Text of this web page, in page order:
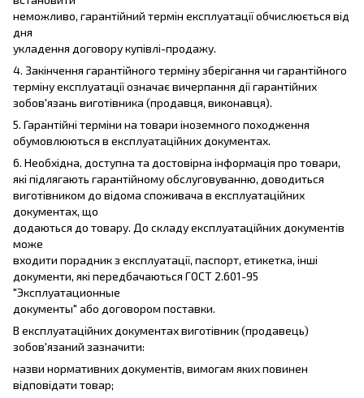
неможливо, гарантійний термін експлуатації обчислюється від
дня
укладення договору купівлі-продажу.
4. Закінчення гарантійного терміну зберігання чи гарантійного
терміну експлуатації означає вичерпання дії гарантійних
зобов'язань виготівника (продавця, виконавця).
5. Гарантійні терміни на товари іноземного походження
обумовлюються в експлуатаційних документах.
6. Необхідна, доступна та достовірна інформація про товари,
які підлягають гарантійному обслуговуванню, доводиться
виготівником до відома споживача в експлуатаційних
документах, що
додаються до товару. До складу експлуатаційних документів
може
входити порадник з експлуатації, паспорт, етикетка, інші
документи, які передбачаються ГОСТ 2.601-95
"Эксплуатационные
документы" або договором поставки.
В експлуатаційних документах виготівник (продавець)
зобов'язаний зазначити:
назви нормативних документів, вимогам яких повинен
відповідати товар;